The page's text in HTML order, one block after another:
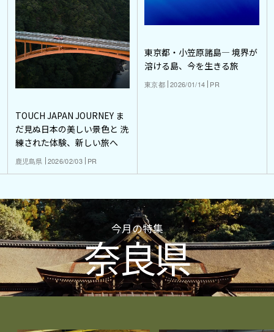
TOUCH JAPAN JOURNEY ま
だ見ぬ日本の美しい景色と 洗
練された体験、新しい旅へ
鹿児島県 2026/02/03 PR
東京都・小笠原諸島― 境界が
溶ける島、今を生きる旅
東京都 2026/01/14 PR
今月の特集
奈良県